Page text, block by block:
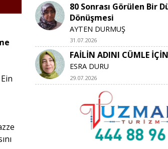
80 Sonrası Görülen Bir
Dönüşmesi
AYTEN DURMUŞ
31.07.2026
FAİLİN ADINI CÜMLE
ESRA DURU
29.07.2026